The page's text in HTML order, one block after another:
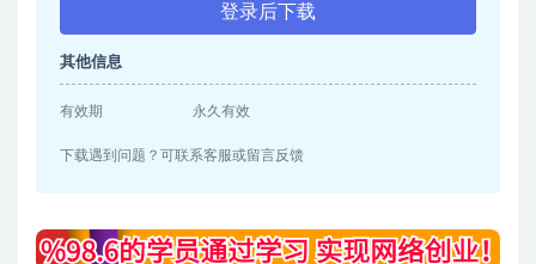
登录后下载
其他信息
有效期 永久有效
下载遇到问题？可联系客服或留言反馈